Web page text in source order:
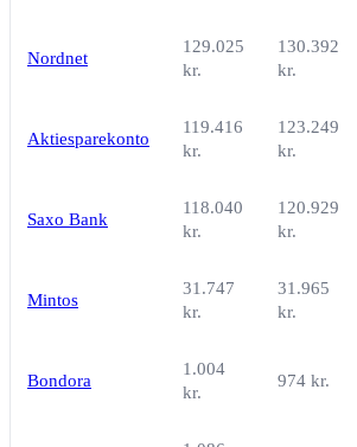
Nordnet
129.025
kr.
130.392
kr.
Aktiesparekonto
119.416
kr.
123.249
kr.
Saxo Bank
118.040
kr.
120.929
kr.
Mintos
31.747
kr.
31.965
kr.
Bondora
1.004
kr.
974 kr.